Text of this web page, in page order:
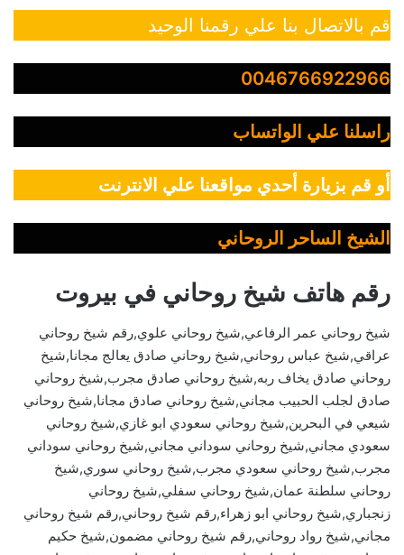
قم بالاتصال بنا علي رقمنا الوحيد
0046766922966
راسلنا علي الواتساب
أو قم بزيارة أحدي مواقعنا علي الانترنت
الشيخ الساحر الروحاني
رقم هاتف شيخ روحاني في بيروت
شيخ روحاني عمر الرفاعي,شيخ روحاني علوي,رقم شيخ روحاني
عراقي,شيخ عباس روحاني,شيخ روحاني صادق يعالج مجانا,شيخ
روحاني صادق يخاف ربه,شيخ روحاني صادق مجرب,شيخ روحاني
صادق لجلب الحبيب مجاني,شيخ روحاني صادق مجانا,شيخ روحاني
شيعي في البحرين,شيخ روحاني سعودي ابو غازي,شيخ روحاني
سعودي مجاني,شيخ روحاني سوداني مجاني,شيخ روحاني سوداني
مجرب,شيخ روحاني سعودي مجرب,شيخ روحاني سوري,شيخ
روحاني سلطنة عمان,شيخ روحاني سفلي,شيخ روحاني
زنجباري,شيخ روحاني ابو زهراء,رقم شيخ روحاني,رقم شيخ روحاني
مجاني,شيخ رواد روحاني,رقم شيخ روحاني مضمون,شيخ حكيم